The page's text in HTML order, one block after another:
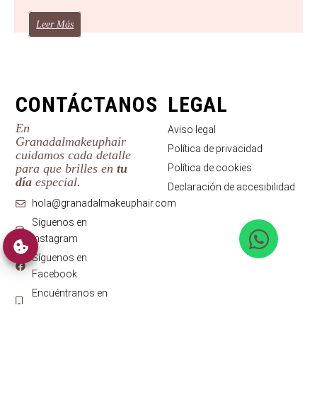
Leer Más
CONTÁCTANOS
En
Granadalmakeuphair
cuidamos cada detalle
para que brilles entu
día especial.
hola@granadalmakeuphair.com
Síguenos en
Instagram
Síguenos en
Facebook
Encuéntranos en
LEGAL
Aviso legal
Política de privacidad
Política de cookies
Declaración de accesibilidad